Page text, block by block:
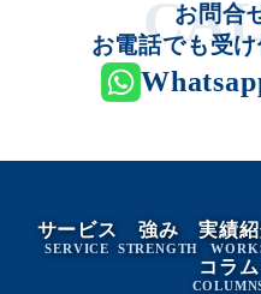
お問合
お電話でも受け
サービス
SERVICE
強み
STRENGTH
実績
コラム